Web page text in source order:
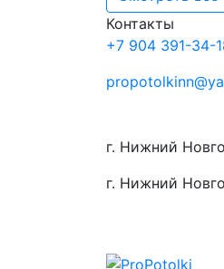
Контакты
+7 904 391-34-
г. Нижний
г. Нижний